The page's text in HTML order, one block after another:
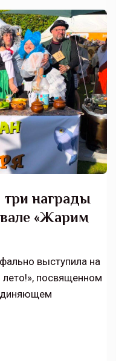
три награды
«Жарим
выступила на
посвященном